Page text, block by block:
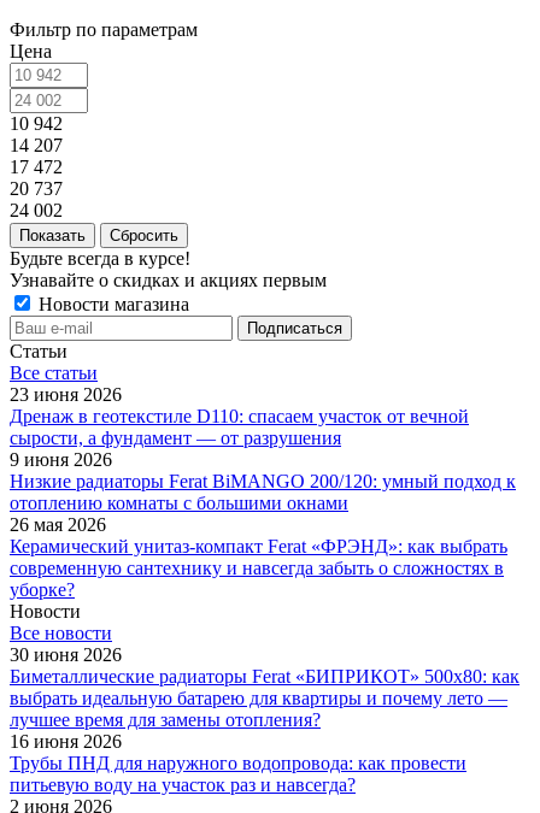
Фильтр по параметрам
Цена
10 942
14 207
17 472
20 737
24 002
Сбросить
Будьте всегда в курсе!
Узнавайте о скидках и акциях первым
Новости магазина
Статьи
Все cтатьи
23 июня 2026
Дренаж в геотекстиле D110: спасаем участок от вечной
сырости, а фундамент — от разрушения
9 июня 2026
Низкие радиаторы Ferat BiMANGO 200/120: умный подход к
отоплению комнаты с большими окнами
26 мая 2026
Керамический унитаз-компакт Ferat «ФРЭНД»: как выбрать
современную сантехнику и навсегда забыть о сложностях в
уборке?
Новости
Все новости
30 июня 2026
Биметаллические радиаторы Ferat «БИПРИКОТ» 500x80: как
выбрать идеальную батарею для квартиры и почему лето —
лучшее время для замены отопления?
16 июня 2026
Трубы ПНД для наружного водопровода: как провести
питьевую воду на участок раз и навсегда?
2 июня 2026